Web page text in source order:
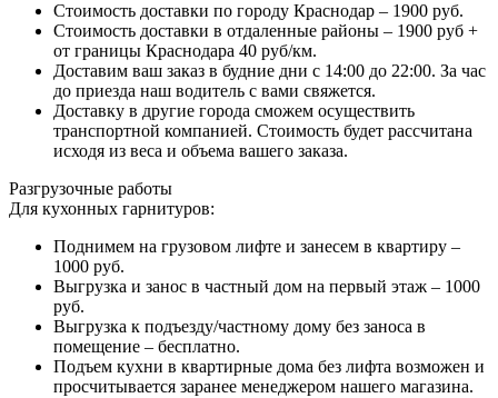
Стоимость доставки по городу Краснодар – 1900 руб.
Стоимость доставки в отдаленные районы – 1900 руб +
от границы Краснодара 40 руб/км.
Доставим ваш заказ в будние дни с 14:00 до 22:00. За час
до приезда наш водитель с вами свяжется.
Доставку в другие города сможем осуществить
транспортной компанией. Стоимость будет рассчитана
исходя из веса и объема вашего заказа.
Разгрузочные работы
Для кухонных гарнитуров:
Поднимем на грузовом лифте и занесем в квартиру –
1000 руб.
Выгрузка и занос в частный дом на первый этаж – 1000
руб.
Выгрузка к подъезду/частному дому без заноса в
помещение – бесплатно.
Подъем кухни в квартирные дома без лифта возможен и
просчитывается заранее менеджером нашего магазина.